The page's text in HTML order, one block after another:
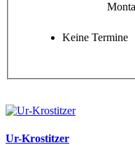
Keine Termine
Ur-Krostitzer